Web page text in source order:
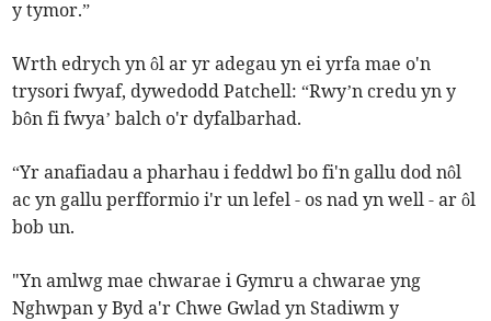
y tymor.”
Wrth edrych yn ôl ar yr adegau yn ei yrfa mae o'n
trysori fwyaf, dywedodd Patchell: “Rwy’n credu yn y
bôn fi fwya’ balch o'r dyfalbarhad.
“Yr anafiadau a pharhau i feddwl bo fi'n gallu dod nôl
ac yn gallu perfformio i'r un lefel - os nad yn well - ar ôl
bob un.
"Yn amlwg mae chwarae i Gymru a chwarae yng
Nghwpan y Byd a'r Chwe Gwlad yn Stadiwm y